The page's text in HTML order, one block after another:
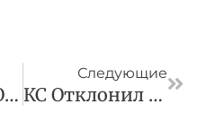
Присяжные Оправдали Мужчину, Обвинявшегося В Организации Убийства
Следующие
КС Отклонил Жалобу КДЛ, Указывающего На Невозможность Оспорить Требования Кредиторов